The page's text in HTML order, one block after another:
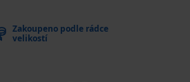
Zakoupeno podle rádce
velikostí